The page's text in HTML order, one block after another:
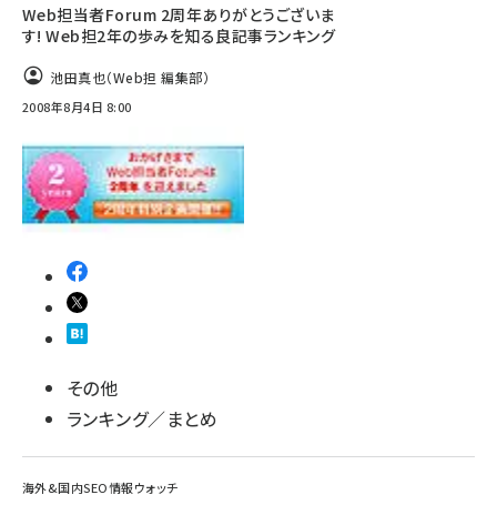
Web担当者Forum 2周年ありがとうございま
す! Web担2年の歩みを知る良記事ランキング
池田真也（Web担 編集部）
2008年8月4日 8:00
その他
ランキング／まとめ
海外&国内SEO情報ウォッチ